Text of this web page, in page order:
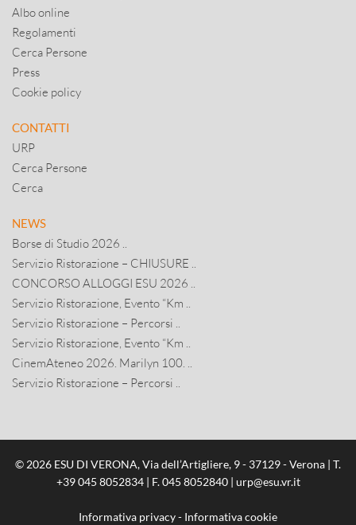
Albo online
Regolamenti
Cerca Persone
Press
Cookie policy
CONTATTI
URP
Cerca Persone
Cerca
NEWS
Borse di Studio 2026 ..
Servizio Ristorazione – CHIUSURE ..
CONCORSO ALLOGGI ESU 2026 ..
Servizio Ristorazione, Evento “Km ..
Servizio Ristorazione – Percorsi ..
Servizio Ristorazione, Evento “Km ..
CinemAteneo 2026. Marilyn 100. ..
Servizio Ristorazione – Percorsi ..
© 2026 ESU DI VERONA, Via dell’Artigliere, 9 - 37129 - Verona | T.
+39 045 8052834| F. 045 8052840 | urp@esu.vr.it
Informativa privacy- Informativa cookie